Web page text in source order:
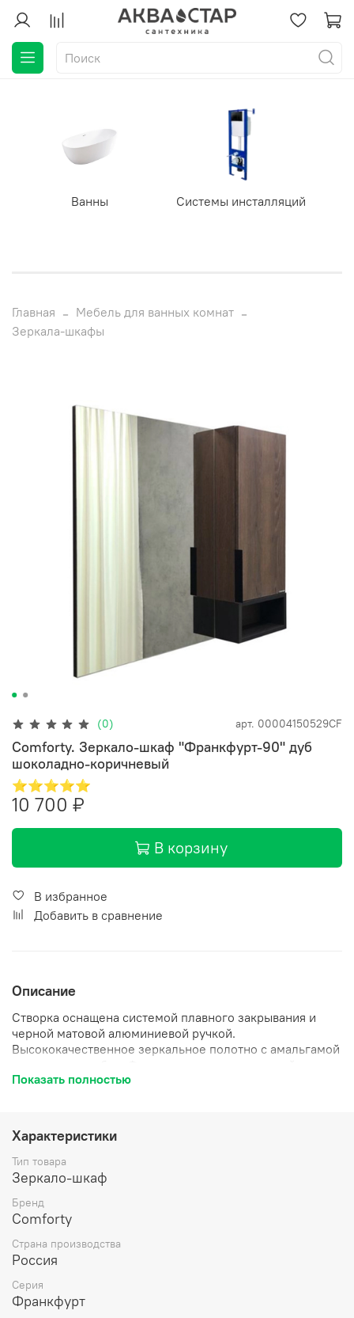
Ванны Системы инсталляций
Главная
Мебель для ванных комнат
Зеркала-шкафы
(0) арт. 00004150529CF
Comforty. Зеркало-шкаф "Франкфурт-90" дуб
шоколадно-коричневый
⭐⭐⭐⭐⭐
10 700 ₽
В корзину
В избранное
Добавить в сравнение
Описание
Створка оснащена системой плавного закрывания и
черной матовой алюминиевой ручкой.
Высококачественное зеркальное полотно с амальгамой
ЛДСП Дуб шоколадно-коричневый. За створкой одна
коричневый Габариты (ШхВхГ): 880*800*160 мм
Инструкция для мебели для ванных комнат COMFORTY
Показать полностью
Характеристики
Тип товара
Зеркало-шкаф
Бренд
Comforty
Страна производства
Россия
Серия
Франкфурт